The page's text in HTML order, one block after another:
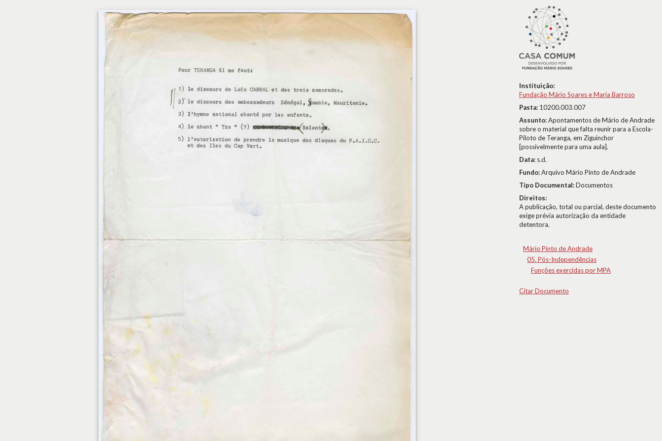
Instituição:
Fundação Mário Soares e Maria Barroso
Pasta: 10200.003.007
Assunto:Apontamentos de Mário de Andrade
sobre o material que falta reunir para a Escola-
Piloto de Teranga, em Ziguinchor
[possivelmente para uma aula].
Data: s.d.
Fundo:Arquivo Mário Pinto de Andrade
Tipo Documental:Documentos
Direitos:
A publicação, total ou parcial, deste documento
exige prévia autorização da entidade
detentora.
Mário Pinto de Andrade
05. Pós-Independências
Funções exercidas por MPA
Citar Documento